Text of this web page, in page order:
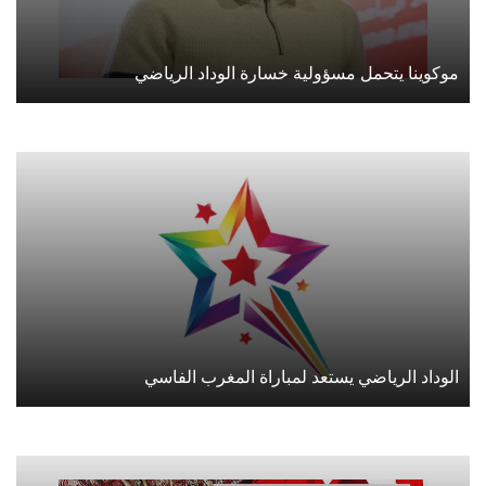
موكوينا يتحمل مسؤولية خسارة الوداد الرياضي
الوداد الرياضي يستعد لمباراة المغرب الفاسي